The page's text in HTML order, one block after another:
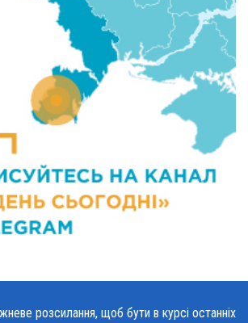
розсилання, щоб бути в курсі останніх